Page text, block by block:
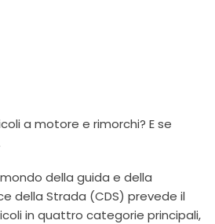
a motore e rimorchi? E se
della guida e della
della Strada (CDS) prevede il
in quattro categorie principali,